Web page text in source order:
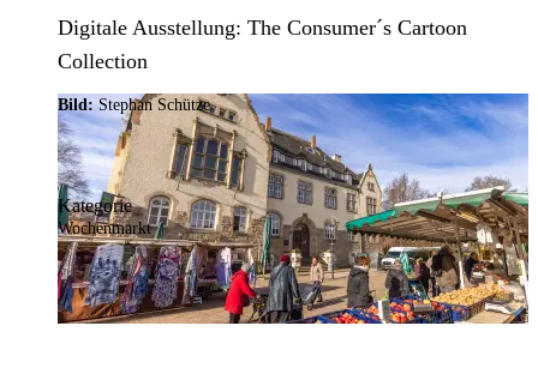
Digitale Ausstellung: The Consumer´s Cartoon
Collection
Bild: Stephan Schütze
Kategorie
Wochenmarkt